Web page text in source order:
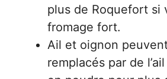
plus de Roquefort si
fromage fort.
Ail et oignon
remplacés par de